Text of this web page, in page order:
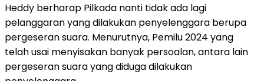
Heddy berharap Pilkada nanti tidak ada lagi
pelanggaran yang dilakukan penyelenggara berupa
pergeseran suara. Menurutnya, Pemilu 2024 yang
telah usai menyisakan banyak persoalan, antara lain
pergeseran suara yang diduga dilakukan